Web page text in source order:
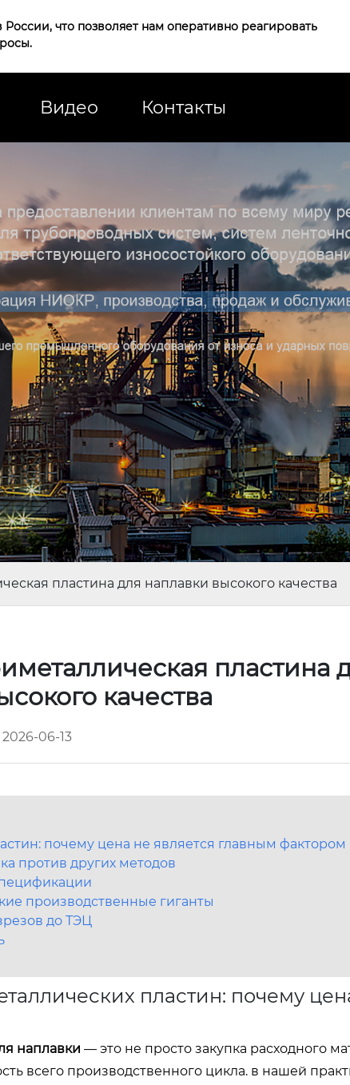
что позволяет нам оперативно реагировать
Видео Контакты
пластина для наплавки высокого качества
пластина
качества
2026-06-13
почему цена не является главным фактором
против других методов
производственные гиганты
до ТЭЦ
пластин: почему
наплавки — это не просто закупка расходного
всего производственного цикла. в нашей